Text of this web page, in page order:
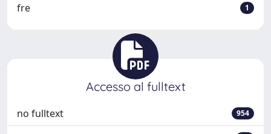
fre 1
Accesso al fulltext
no fulltext 954